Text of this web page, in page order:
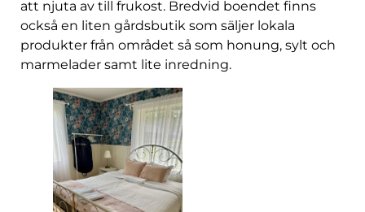
att njuta av till frukost. Bredvid boendet finns
också en liten gårdsbutik som säljer lokala
produkter från området så som honung, sylt och
marmelader samt lite inredning.